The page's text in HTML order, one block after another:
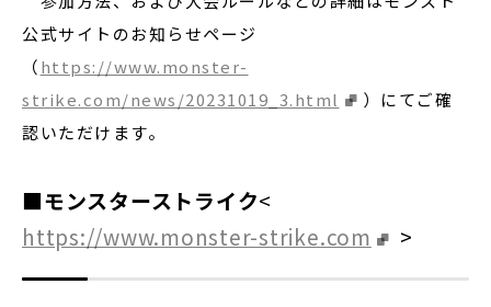
公式サイトのお知らせページ
（https://www.monster-
strike.com/news/20231019_3.html
）にてご確
認いただけます。
■モンスターストライク<
https://www.monster-strike.com
>